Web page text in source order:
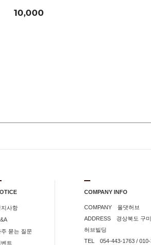
10,000
지사항
주 묻는 질문
벤트
COMPANY INFO
COMPANY 올댓허브
ADDRESS 경상북도 구
허브빌딩
TEL 054-443-1763 / 010-